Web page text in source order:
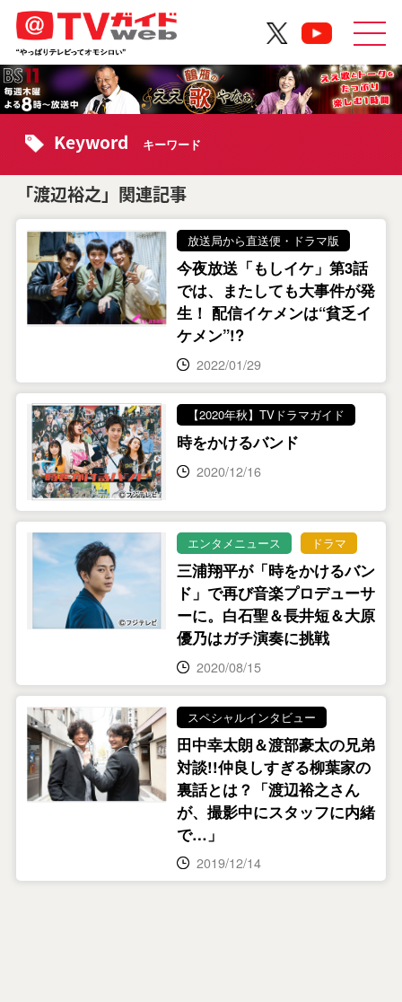
Keyword キーワード
「渡辺裕之」関連記事
放送局から直送便・ドラマ版
今夜放送「もしイケ」第3話
では、またしても大事件が発
生！ 配信イケメンは“貧乏イ
ケメン”!?
2022/01/29
【2020年秋】TVドラマガイド
時をかけるバンド
2020/12/16
エンタメニュース ドラマ
三浦翔平が「時をかけるバン
ド」で再び音楽プロデューサ
ーに。白石聖＆長井短＆大原
優乃はガチ演奏に挑戦
2020/08/15
スペシャルインタビュー
田中幸太朗＆渡部豪太の兄弟
対談!!仲良しすぎる柳葉家の
裏話とは？「渡辺裕之さん
が、撮影中にスタッフに内緒
で…」
2019/12/14